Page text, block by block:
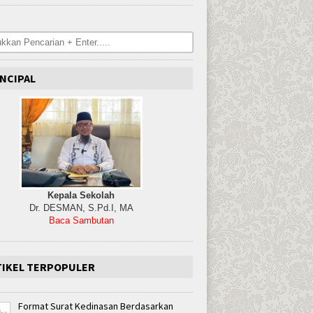
Kepala Sekolah
Dr. DESMAN, S.Pd.I, MA
Baca Sambutan
TERPOPULER
Format Surat Kedinasan Berdasarkan